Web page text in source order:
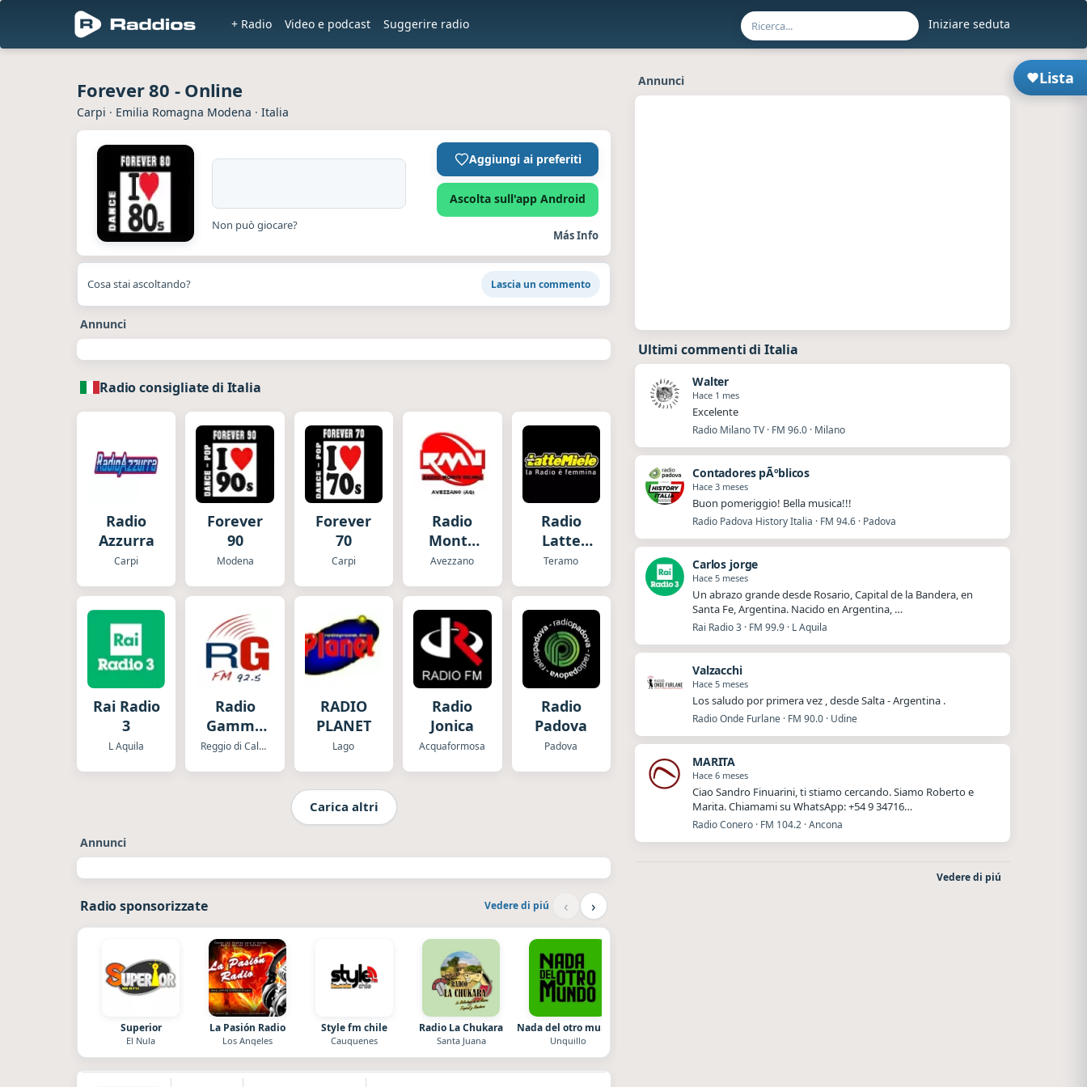
Iniziare seduta
+ Radio Video e podcast Suggerire radio
Lista
Forever 80 - Online
Carpi · Emilia Romagna Modena · Italia
Non può giocare?
Aggiungi ai preferiti
Ascolta sull'app Android
Más Info
Cosa stai ascoltando? Lascia un commento
Annunci
Radio consigliate di Italia
Radio
Azzurra
Carpi
Forever
90
Modena
Forever
70
Carpi
Radio
Monte
Velino
Avezzano
Radio
Latte
Miele
Teramo
Rai Radio
3
L Aquila
Radio
Gamma
No StopReggio di Calabria
RADIO
PLANET
Lago
Radio
Jonica
Acquaformosa
Radio
Padova
Padova
Carica altri
Annunci
Radio sponsorizzate Vedere di piú ‹ ›
Superior
El Nula
La Pasión Radio
Los Angeles
Style fm chile
Cauquenes
Radio La Chukara
Santa Juana
Nada del otro mundo
Unquillo
Annunci
Ultimi commenti di Italia
Walter
Hace 1 mes
Excelente
Radio Milano TV · FM 96.0 · Milano
Contadores pÃºblicos
Hace 3 meses
Buon pomeriggio! Bella musica!!!
Radio Padova History Italia · FM 94.6 · Padova
Carlos jorge
Hace 5 meses
Un abrazo grande desde Rosario, Capital de la Bandera, en
Santa Fe, Argentina. Nacido en Argentina, …
Rai Radio 3 · FM 99.9 · L Aquila
Valzacchi
Hace 5 meses
Los saludo por primera vez , desde Salta - Argentina .
Radio Onde Furlane · FM 90.0 · Udine
MARITA
Hace 6 meses
Ciao Sandro Finuarini, ti stiamo cercando. Siamo Roberto e
Marita. Chiamami su WhatsApp: +54 9 34716…
Radio Conero · FM 104.2 · Ancona
Vedere di piú